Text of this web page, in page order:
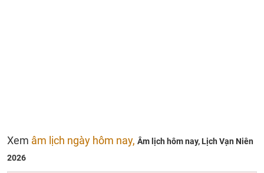
Xem âm lịch ngày hôm nay, Âm lịch hôm nay, Lịch Vạn Niên
2026